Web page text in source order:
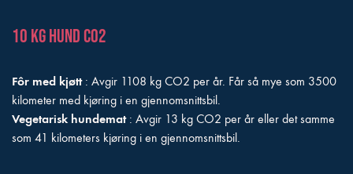
10 kg hund CO2
Fôr med kjøtt: Avgir 1108 kg CO2 per år. Får så mye som 3500
kilometer med kjøring i en gjennomsnittsbil.
Vegetarisk hundemat: Avgir 13 kg CO2 per år eller det samme
som 41 kilometers kjøring i en gjennomsnittsbil.